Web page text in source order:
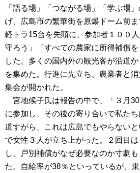
「語る場」「つながる場」「学ぶ場
げ、広島市の繁華街を原爆ドーム前
軽トラ15台を先頭に、参加者１００
守ろう」「すべての農家に所得補償
した。多くの国内外の観光客が沿道
を集めた。行進に先立ち、農業者と
集会が開かれた。
宮地候子氏は報告の中で、「３月
に参加し、その後の寄り合いで私た
道すがら、これは広島でもやらない
で女性３人が立ち上がった。２回目
し、戸別補償がなぜ必要なのか寸劇
た。自給率が38％といっているが、東